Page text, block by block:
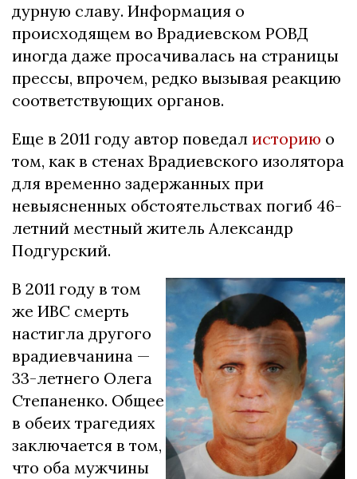
дурную славу. Информация о
происходящем во Врадиевском РОВД
иногда даже просачивалась на страницы
прессы, впрочем, редко вызывая реакцию
соответствующих органов.
Еще в 2011 году автор поведал историю о
том, как в стенах Врадиевского изолятора
для временно задержанных при
невыясненных обстоятельствах погиб 46-
летний местный житель Александр
Подгурский.
В 2011 году в том
же ИВС смерть
настигла другого
врадиевчанина —
33-летнего Олега
Степаненко. Общее
в обеих трагедиях
заключается в том,
что оба мужчины